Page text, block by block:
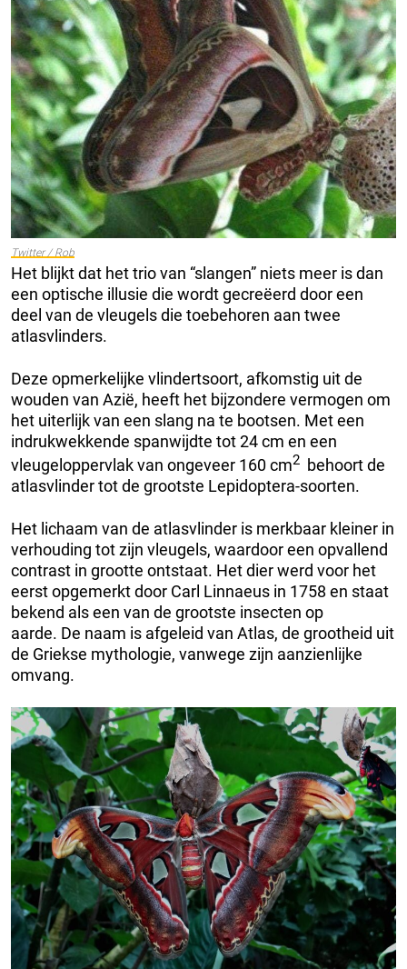
Twitter / Rob
Het blijkt dat het trio van “slangen” niets meer is dan
een optische illusie die wordt gecreëerd door een
deel van de vleugels die toebehoren aan twee
atlasvlinders.
Deze opmerkelijke vlindertsoort, afkomstig uit de
wouden van Azië, heeft het bijzondere vermogen om
het uiterlijk van een slang na te bootsen. Met een
indrukwekkende spanwijdte tot 24 cm en een
vleugeloppervlak van ongeveer 160 cm2 behoort de
atlasvlinder tot de grootste Lepidoptera-soorten.
Het lichaam van de atlasvlinder is merkbaar kleiner in
verhouding tot zijn vleugels, waardoor een opvallend
contrast in grootte ontstaat. Het dier werd voor het
eerst opgemerkt door Carl Linnaeus in 1758 en staat
bekend als een van de grootste insecten op
aarde. De naam is afgeleid van Atlas, de grootheid uit
de Griekse mythologie, vanwege zijn aanzienlijke
omvang.